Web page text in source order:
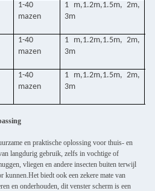
1-40
mazen
1 m,1.2m,1.5m, 2m,
3m
1-40
mazen
1 m,1.2m,1.5m, 2m,
3m
1-40
mazen
1 m,1.2m,1.5m, 2m,
3m
en praktische oplossing voor thuis- en
langdurig gebruik, zelfs in vochtige of
vliegen en andere insecten buiten terwijl
biedt ook een zekere mate van
en onderhouden, dit venster scherm is een